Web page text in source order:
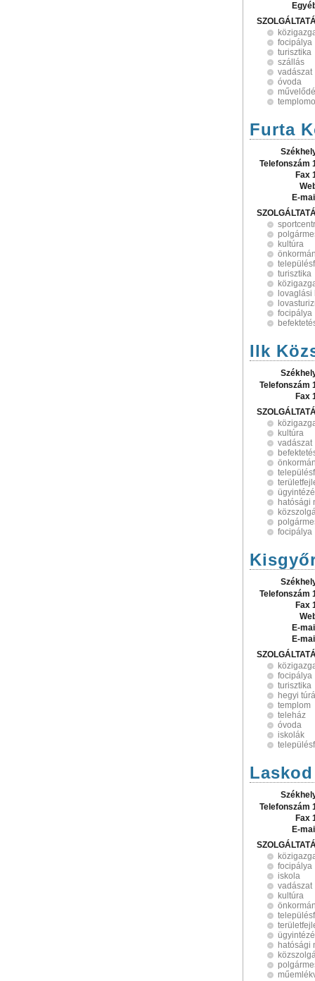
focipálya
turisztika
szállás
vadászat
óvoda
Furta
Telefonszám
Fax
E-
kultúra
turisztika
focipálya
Ilk
Telefonszám
Fax
kultúra
vadászat
hatósági
focipálya
Telefonszám
Fax
E-
E-
focipálya
turisztika
hegyi
templom
teleház
óvoda
iskolák
Telefonszám
Fax
E-
focipálya
iskola
vadászat
kultúra
hatósági